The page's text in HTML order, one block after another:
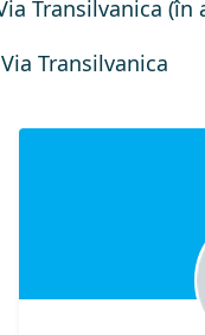
Transilvanica (în
Transilvanica